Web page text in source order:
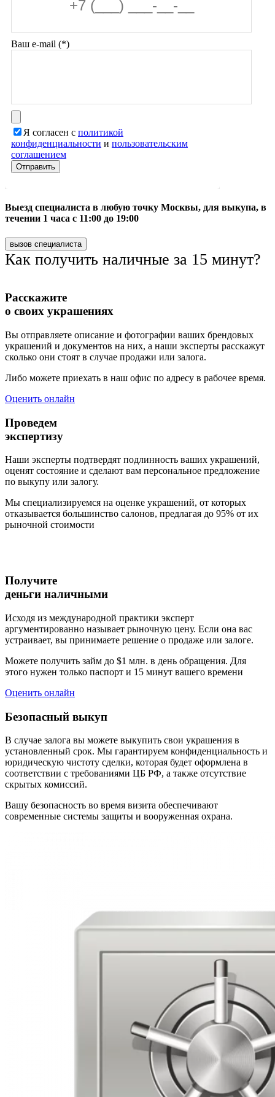
Ваш e-mail (*)
Я согласен с политикой
конфиденциальности и пользовательским
соглашением
Выезд специалиста в любую точку Москвы, для выкупа, в
течении 1 часа с 11:00 до 19:00
вызов специалиста
Как получить наличные за 15 минут?
Расскажите
о своих украшениях
Вы отправляете описание и фотографии ваших брендовых
украшений и документов на них, а наши эксперты расскажут
сколько они стоят в случае продажи или залога.
Либо можете приехать в наш офис по адресу в рабочее время.
Оценить онлайн
Проведем
экспертизу
Наши эксперты подтвердят подлинность ваших украшений,
оценят состояние и сделают вам персональное предложение
по выкупу или залогу.
Мы специализируемся на оценке украшений, от которых
отказывается большинство салонов, предлагая до 95% от их
рыночной стоимости
Получите
деньги наличными
Исходя из международной практики эксперт
аргументированно называет рыночную цену. Если она вас
устраивает, вы принимаете решение о продаже или залоге.
Можете получить займ до $1 млн. в день обращения. Для
этого нужен только паспорт и 15 минут вашего времени
Оценить онлайн
Безопасный выкуп
В случае залога вы можете выкупить свои украшения в
установленный срок. Мы гарантируем конфиденциальность и
юридическую чистоту сделки, которая будет оформлена в
соответствии с требованиями ЦБ РФ, а также отсутствие
скрытых комиссий.
Вашу безопасность во время визита обеспечивают
современные системы защиты и вооруженная охрана.